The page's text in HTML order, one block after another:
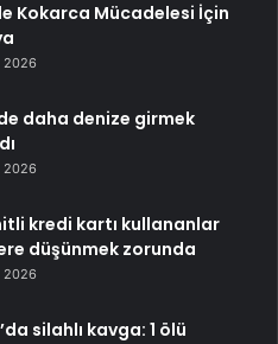
Kokarca Mücadelesi İçin
2026
daha denize girmek
2026
kredi kartı kullananlar
düşünmek zorunda
2026
silahlı kavga: 1 ölü